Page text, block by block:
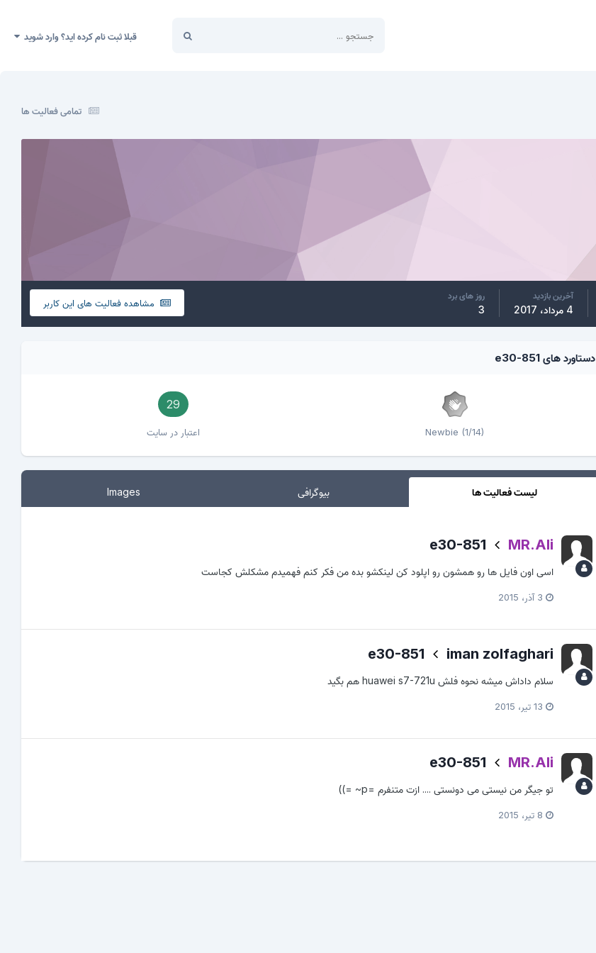
قبلا ثبت نام کرده اید؟ وارد شوید
تمامی فعالیت ها
مشاهده فعالیت های این کاربر
آخرین بازدید
4 مرداد، 2017
روز های برد
3
دستاورد های e30-851
Newbie (1/14)
29
اعتبار در سایت
لیست فعالیت ها بیوگرافی Images
MR.Ali
e30-851
اسی اون فایل ها رو همشون رو اپلود کن لینکشو بده من فکر کنم فهمیدم مشکلش کجاست
3 آذر، 2015
iman zolfaghari
e30-851
سلام داداش میشه نحوه فلش huawei s7-721u هم بگید
13 تیر، 2015
MR.Ali
e30-851
تو جیگر من نیستی می دونستی .... ازت متنفرم =p~ =))
8 تیر، 2015